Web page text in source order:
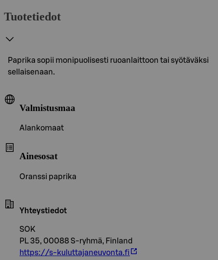
Tuotetiedot
Paprika sopii monipuolisesti ruoanlaittoon tai syötäväksi
sellaisenaan.
Valmistusmaa
Alankomaat
Ainesosat
Oranssi paprika
Yhteystiedot
SOK
PL 35, 00088 S-ryhmä, Finland
https://s-kuluttajaneuvonta.fi